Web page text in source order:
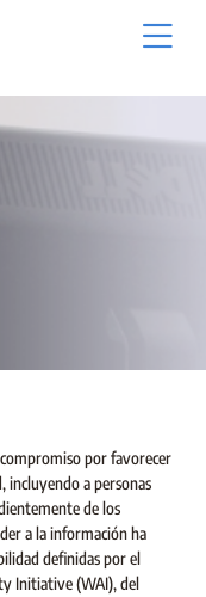
por favorecer
incluyendo a personas
de los
a la información ha
definidas por el
Initiative (WAI), del